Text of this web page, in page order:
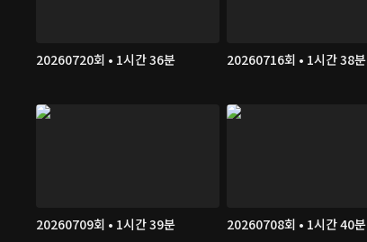
20260720회 • 1시간 36분 20260716회 • 1시간 38분
20260709회 • 1시간 39분 20260708회 • 1시간 40분